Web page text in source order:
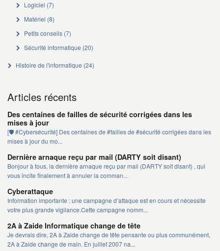
Logiciel (7)
Matériel (8)
Petits conseils(7)
Sécurité informatique (20)
Histoire de l'informatique (24)
Articles récents
Des centaines de failles de sécurité corrigées dans les
mises à jour
[🛡️ #Cybersécurité] Des centaines de #failles de #sécurité corrigées dans les
mises à jour du mo...
Dernière arnaque reçu par mail (DARTY soit disant)
Bonjour à tous, la dernière arnaque reçu par mail (DARTY soit disant) , qui
vous incite finalement à annuler la comman...
Cyberattaque
Information importante : une campagne d’attaque est en cours et nécessite
votre plus grande vigilance.Cette campagne nomm...
2A à Zaide Informatique change de tête
Je devrais dire, 2A à Zaide change de tête pensante ou plus communément,
2A à Zaide change de main. En juillet 2007 na...